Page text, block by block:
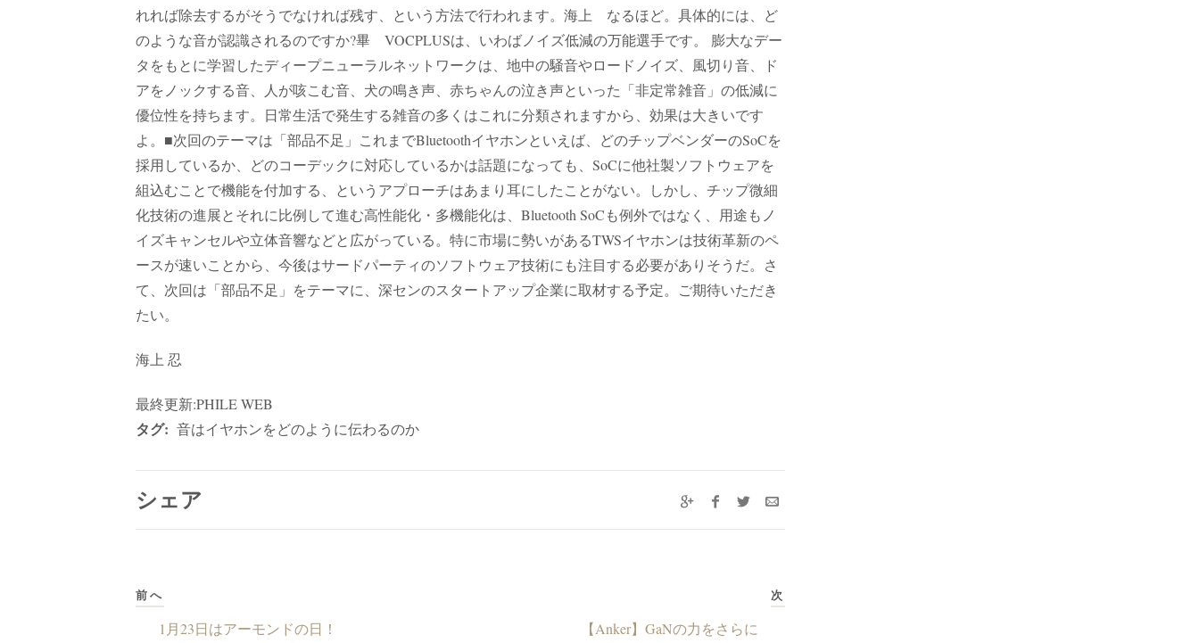
れれば除去するがそうでなければ残す、という方法で行われます。海上 なるほど。具体的には、ど
のような音が認識されるのですか?畢 VOCPLUSは、いわばノイズ低減の万能選手です。 膨大なデー
タをもとに学習したディープニューラルネットワークは、地中の騒音やロードノイズ、風切り音、ド
アをノックする音、人が咳こむ音、犬の鳴き声、赤ちゃんの泣き声といった「非定常雑音」の低減に
優位性を持ちます。日常生活で発生する雑音の多くはこれに分類されますから、効果は大きいです
よ。■次回のテーマは「部品不足」これまでBluetoothイヤホンといえば、どのチップベンダーのSoCを
採用しているか、どのコーデックに対応しているかは話題になっても、SoCに他社製ソフトウェアを
組込むことで機能を付加する、というアプローチはあまり耳にしたことがない。しかし、チップ微細
化技術の進展とそれに比例して進む高性能化・多機能化は、Bluetooth SoCも例外ではなく、用途もノ
イズキャンセルや立体音響などと広がっている。特に市場に勢いがあるTWSイヤホンは技術革新のペ
ースが速いことから、今後はサードパーティのソフトウェア技術にも注目する必要がありそうだ。さ
て、次回は「部品不足」をテーマに、深センのスタートアップ企業に取材する予定。ご期待いただき
たい。
海上 忍
最終更新:PHILE WEB
タグ: 音はイヤホンをどのように伝わるのか
シェア
前へ
1月23日はアーモンドの日！
次
【Anker】GaNの力をさらに